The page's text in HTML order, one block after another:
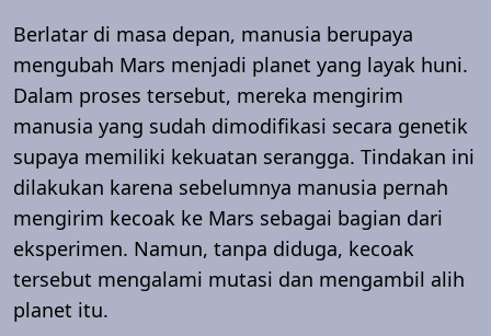
Berlatar di masa depan, manusia berupaya
mengubah Mars menjadi planet yang layak huni.
Dalam proses tersebut, mereka mengirim
manusia yang sudah dimodifikasi secara genetik
supaya memiliki kekuatan serangga. Tindakan ini
dilakukan karena sebelumnya manusia pernah
mengirim kecoak ke Mars sebagai bagian dari
eksperimen. Namun, tanpa diduga, kecoak
tersebut mengalami mutasi dan mengambil alih
planet itu.